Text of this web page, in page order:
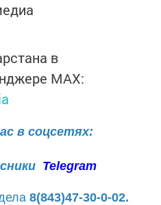
в
MАХ:
в соцсетях:
Telegram
8(843)47-30-0-02.